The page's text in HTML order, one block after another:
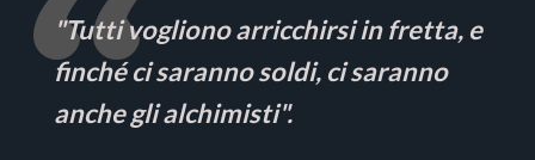
"Tutti vogliono arricchirsi in fretta, e
finché ci saranno soldi, ci saranno
anche gli alchimisti".